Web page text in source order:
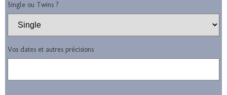
Single ou Twins ?
Vos dates et autres précisions